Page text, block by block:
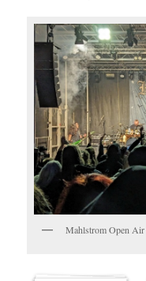
Mahlstrom Open Air